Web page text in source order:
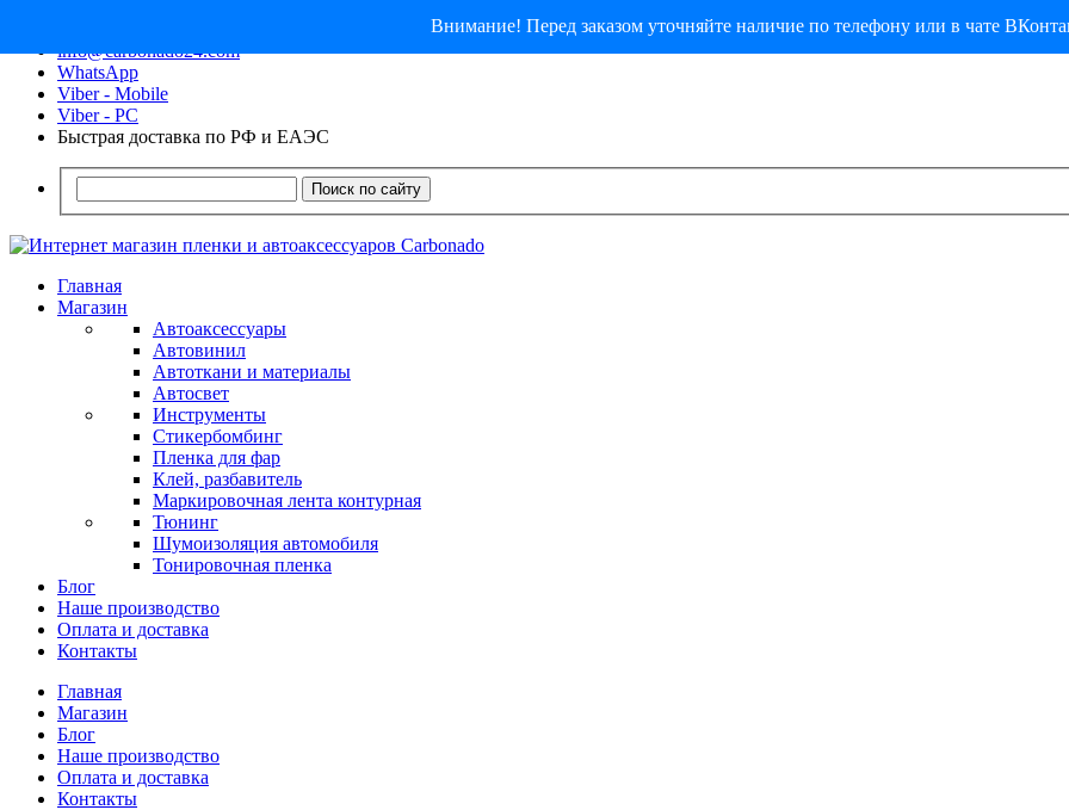
Внимание! Перед заказом уточняйте наличие по телефону или в чате
info@carbonado24.com
WhatsApp
Viber - Mobile
Viber - PC
Быстрая доставка по РФ и ЕАЭС
Поиск по сайту
Главная
Магазин
Автоаксессуары
Автовинил
Автоткани и материалы
Автосвет
Инструменты
Стикербомбинг
Пленка для фар
Клей, разбавитель
Маркировочная лента контурная
Тюнинг
Шумоизоляция автомобиля
Тонировочная пленка
Блог
Наше производство
Оплата и доставка
Контакты
Главная
Магазин
Блог
Наше производство
Оплата и доставка
Контакты